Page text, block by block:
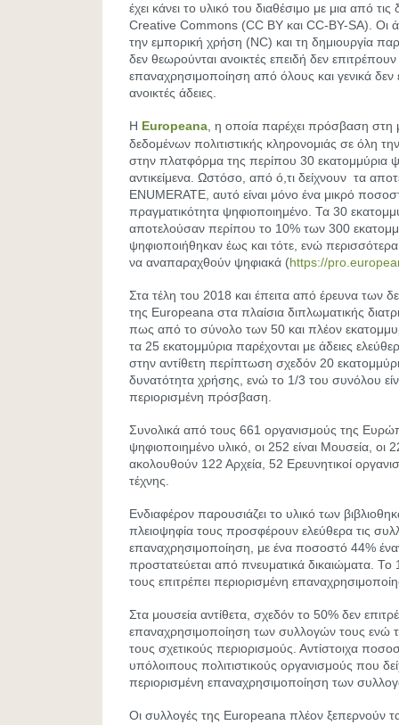
έχει κάνει το υλικό του διαθέσιμο με μια από τις
Creative Commons (CC BY και CC-BY-SA). Οι
την εμπορική χρήση (NC) και τη δημιουργία
δεν θεωρούνται ανοικτές επειδή δεν επιτρέπουν
επαναχρησιμοποίηση από όλους και γενικά δεν
ανοικτές άδειες.
Η Europeana, η οποία παρέχει πρόσβαση στη
δεδομένων πολιτιστικής κληρονομιάς σε όλη
στην πλατφόρμα της περίπου 30 εκατομμύρια
αντικείμενα. Ωστόσο, από ό,τι δείχνουν τα
ENUMERATE, αυτό είναι μόνο ένα μικρό
πραγματικότητα ψηφιοποιημένο. Τα 30
αποτελούσαν περίπου το 10% των 300
ψηφιοποιήθηκαν έως και τότε, ενώ περισσότερα
να αναπαραχθούν ψηφιακά (https://
Στα τέλη του 2018 και έπειτα από έρευνα των
της Europeana στα πλαίσια διπλωματικής
πως από το σύνολο των 50 και πλέον
τα 25 εκατομμύρια παρέχονται με άδειες
στην αντίθετη περίπτωση σχεδόν 20
δυνατότητα χρήσης, ενώ το 1/3 του συνόλου
περιορισμένη πρόσβαση.
Συνολικά από τους 661 οργανισμούς της
ψηφιοποιημένο υλικό, οι 252 είναι Μουσεία, οι
ακολουθούν 122 Αρχεία, 52 Ερευνητικοί
τέχνης.
Ενδιαφέρον παρουσιάζει το υλικό των
πλειοψηφία τους προσφέρουν ελεύθερα τις
επαναχρησιμοποίηση, με ένα ποσοστό 44%
προστατεύεται από πνευματικά δικαιώματα.
τους επιτρέπει περιορισμένη
Στα μουσεία αντίθετα, σχεδόν το 50% δεν
επαναχρησιμοποίηση των συλλογών τους ενώ
τους σχετικούς περιορισμούς. Αντίστοιχα
υπόλοιπους πολιτιστικούς οργανισμούς που
περιορισμένη επαναχρησιμοποίηση των
Οι συλλογές της Europeana πλέον ξεπερνούν